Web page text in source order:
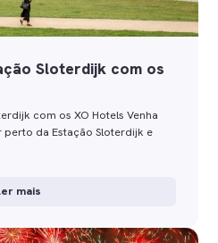
Sloterdijk com os
com os XO Hotels Venha
da Estação Sloterdijk e
mais